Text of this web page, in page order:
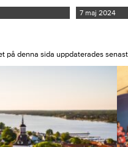
7 maj 2024
på denna sida uppdaterades